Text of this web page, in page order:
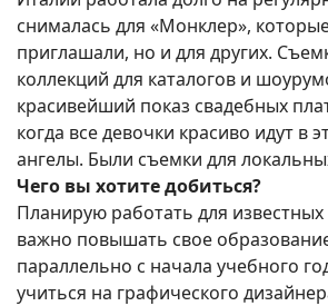
снималась для «Монклер»,
приглашали, но и для других.
коллекций для каталогов и
красивейший показ свадебных
когда все девочки красиво идут в
ангелы. Были съемки для
Чего вы хотите добиться?
Планирую работать для
важно повышать свое
параллельно с начала учебного
учиться на графического